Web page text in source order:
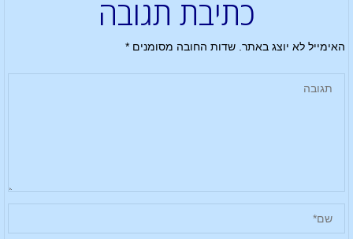
כתיבת תגובה
האימייל לא יוצג באתר. שדות החובה מסומנים*